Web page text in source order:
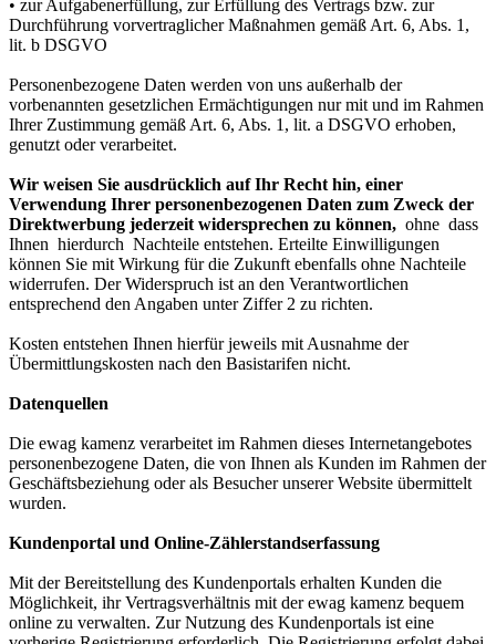
• zur Aufgabenerfüllung, zur Erfüllung des Vertrags bzw. zur
Durchführung vorvertraglicher Maßnahmen gemäß Art. 6, Abs. 1,
lit. b DSGVO
Personenbezogene Daten werden von uns außerhalb der
vorbenannten gesetzlichen Ermächtigungen nur mit und im Rahmen
Ihrer Zustimmung gemäß Art. 6, Abs. 1, lit. a DSGVO erhoben,
genutzt oder verarbeitet.
Wir weisen Sie ausdrücklich auf Ihr Recht hin, einer
Verwendung Ihrer personenbezogenen Daten zum Zweck der
Direktwerbung jederzeit widersprechen zu können, ohne dass
Ihnen hierdurch Nachteile entstehen. Erteilte Einwilligungen
können Sie mit Wirkung für die Zukunft ebenfalls ohne Nachteile
widerrufen. Der Widerspruch ist an den Verantwortlichen
entsprechend den Angaben unter Ziffer 2 zu richten.
Kosten entstehen Ihnen hierfür jeweils mit Ausnahme der
Übermittlungskosten nach den Basistarifen nicht.
Datenquellen
Die ewag kamenz verarbeitet im Rahmen dieses Internetangebotes
personenbezogene Daten, die von Ihnen als Kunden im Rahmen der
Geschäftsbeziehung oder als Besucher unserer Website übermittelt
wurden.
Kundenportal und Online-Zählerstandserfassung
Mit der Bereitstellung des Kundenportals erhalten Kunden die
Möglichkeit, ihr Vertragsverhältnis mit der ewag kamenz bequem
online zu verwalten. Zur Nutzung des Kundenportals ist eine